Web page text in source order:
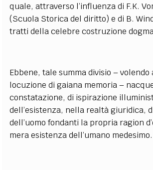
quale, attraverso l’influenza di F.K.
(Scuola Storica del diritto) e di B.
tratti della celebre costruzione
Ebbene, tale summa divisio –
locuzione di gaiana memoria –
constatazione, di ispirazione
dell’esistenza, nella realtà giuridica,
dell’uomo fondanti la propria ragion
mera esistenza dell’umano medesimo.